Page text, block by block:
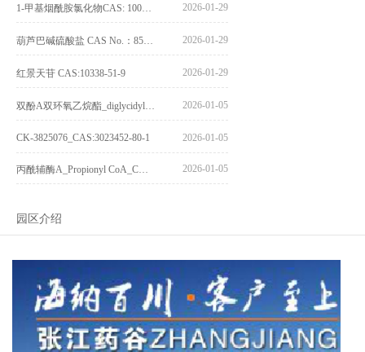
2026-01-29
2026-01-29
红景天苷 CAS:10338-51-9 2026-01-29
2026-01-05
CK-3825076_CAS:3023452-80-1 2026-01-05
2026-01-05
园区介绍